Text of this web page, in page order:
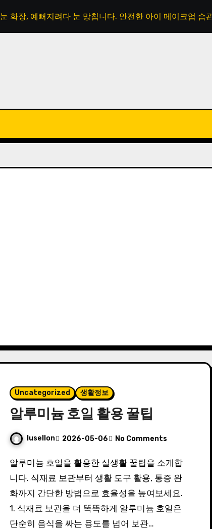
눈 화장, 예뻐지려다 눈 망칩니다. 안전한 아이 메이크업 습관
Uncategorized 생활정보
알루미늄 호일 활용 꿀팁
lusellon 2026-05-06 No Comments
알루미늄 호일을 활용한 실생활 꿀팁을 소개합
니다. 식재료 보관부터 생활 도구 활용, 통증 완
화까지 간단한 방법으로 효율성을 높여보세요.
1. 식재료 보관을 더 똑똑하게 알루미늄 호일은
단순히 음식을 싸는 용도를 넘어 보관…